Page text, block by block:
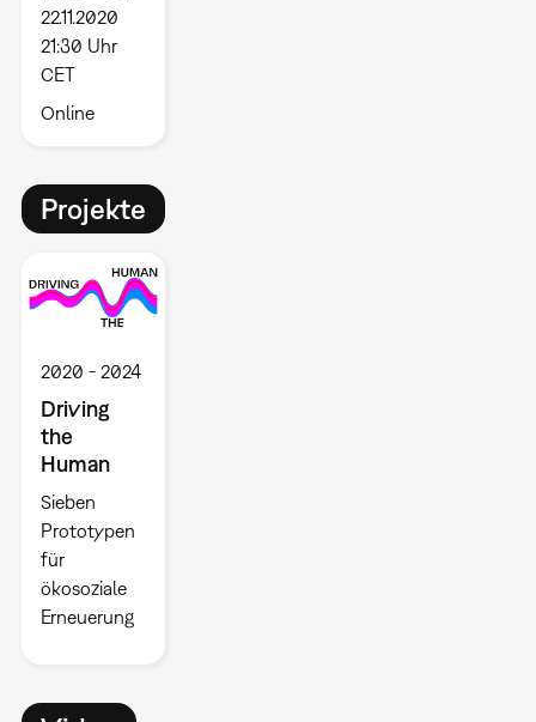
22.11.2020
21:30 Uhr
CET
Online
Projekte
2020 2024
Driving
the
Human
Sieben
Prototypen
für
ökosoziale
Erneuerung